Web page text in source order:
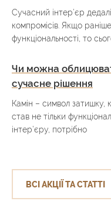
Сучасний інтер’єр
компромісів. Якщо
функціональності, то
Чи можна
сучасне рішення
Камін – символ затишку,
став не тільки
інтер’єру, потрібно
ВСІ АКЦІЇ ТА СТАТТІ